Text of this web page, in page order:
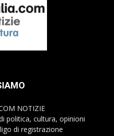
NOTIZIE
politica, cultura, opinioni
di registrazione